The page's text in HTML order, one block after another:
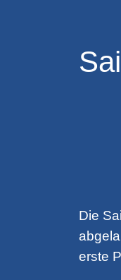
Die
erste